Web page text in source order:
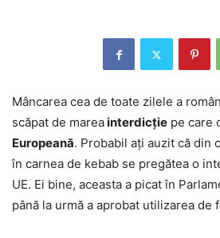
Mâncarea cea de toate zilele a
scăpat de mareainterdicţie pe care
Europeană. Probabil aţi auzit că din
în carnea de kebab se pregătea o
UE. Ei bine, aceasta a picat în
până la urmă a aprobat utilizarea de